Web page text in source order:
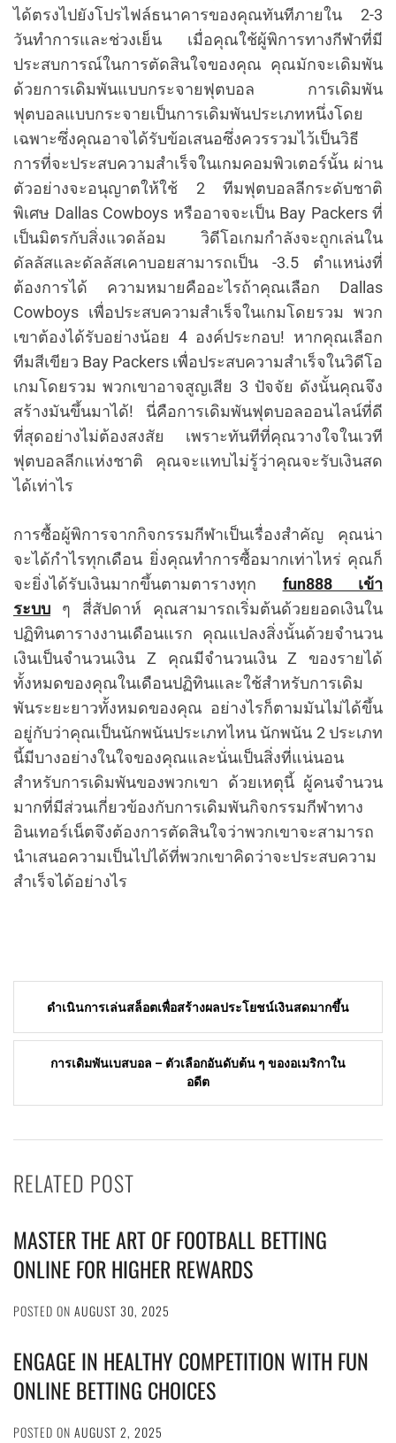
ได้ตรงไปยังโปรไฟล์ธนาคารของคุณทันทีภายใน 2-3
วันทำการและช่วงเย็น เมื่อคุณใช้ผู้พิการทางกีฬาที่มี
ประสบการณ์ในการตัดสินใจของคุณ คุณมักจะเดิมพัน
ด้วยการเดิมพันแบบกระจายฟุตบอล การเดิมพัน
ฟุตบอลแบบกระจายเป็นการเดิมพันประเภทหนึ่งโดย
เฉพาะซึ่งคุณอาจได้รับข้อเสนอซึ่งควรรวมไว้เป็นวิธี
การที่จะประสบความสำเร็จในเกมคอมพิวเตอร์นั้น ผ่าน
ตัวอย่างจะอนุญาตให้ใช้ 2 ทีมฟุตบอลลีกระดับชาติ
พิเศษ Dallas Cowboys หรืออาจจะเป็น Bay Packers ที่
เป็นมิตรกับสิ่งแวดล้อม วิดีโอเกมกำลังจะถูกเล่นใน
ดัลลัสและดัลลัสเคาบอยสามารถเป็น -3.5 ตำแหน่งที่
ต้องการได้ ความหมายคืออะไรถ้าคุณเลือก Dallas
Cowboys เพื่อประสบความสำเร็จในเกมโดยรวม พวก
เขาต้องได้รับอย่างน้อย 4 องค์ประกอบ! หากคุณเลือก
ทีมสีเขียว Bay Packers เพื่อประสบความสำเร็จในวิดีโอ
เกมโดยรวม พวกเขาอาจสูญเสีย 3 ปัจจัย ดังนั้นคุณจึง
สร้างมันขึ้นมาได้! นี่คือการเดิมพันฟุตบอลออนไลน์ที่ดี
ที่สุดอย่างไม่ต้องสงสัย เพราะทันทีที่คุณวางใจในเวที
ฟุตบอลลีกแห่งชาติ คุณจะแทบไม่รู้ว่าคุณจะรับเงินสด
ได้เท่าไร
การซื้อผู้พิการจากกิจกรรมกีฬาเป็นเรื่องสำคัญ คุณน่า
จะได้กำไรทุกเดือน ยิ่งคุณทำการซื้อมากเท่าไหร่ คุณก็
จะยิ่งได้รับเงินมากขึ้นตามตารางทุก fun888 เข้า
ระบบ ๆ สี่สัปดาห์ คุณสามารถเริ่มต้นด้วยยอดเงินใน
ปฏิทินตารางงานเดือนแรก คุณแปลงสิ่งนั้นด้วยจำนวน
เงินเป็นจำนวนเงิน Z คุณมีจำนวนเงิน Z ของรายได้
ทั้งหมดของคุณในเดือนปฏิทินและใช้สำหรับการเดิม
พันระยะยาวทั้งหมดของคุณ อย่างไรก็ตามมันไม่ได้ขึ้น
อยู่กับว่าคุณเป็นนักพนันประเภทไหน นักพนัน 2 ประเภท
นี้มีบางอย่างในใจของคุณและนั่นเป็นสิ่งที่แน่นอน
สำหรับการเดิมพันของพวกเขา ด้วยเหตุนี้ ผู้คนจำนวน
มากที่มีส่วนเกี่ยวข้องกับการเดิมพันกิจกรรมกีฬาทาง
อินเทอร์เน็ตจึงต้องการตัดสินใจว่าพวกเขาจะสามารถ
นำเสนอความเป็นไปได้ที่พวกเขาคิดว่าจะประสบความ
สำเร็จได้อย่างไร
Post
navigation
ดำเนินการเล่นสล็อตเพื่อสร้างผลประโยชน์เงินสดมากขึ้น
การเดิมพันเบสบอล – ตัวเลือกอันดับต้น ๆ ของอเมริกาใน
อดีต
RELATED POST
MASTER THE ART OF FOOTBALL BETTING
ONLINE FOR HIGHER REWARDS
POSTED ON AUGUST 30, 2025
ENGAGE IN HEALTHY COMPETITION WITH FUN
ONLINE BETTING CHOICES
POSTED ON AUGUST 2, 2025